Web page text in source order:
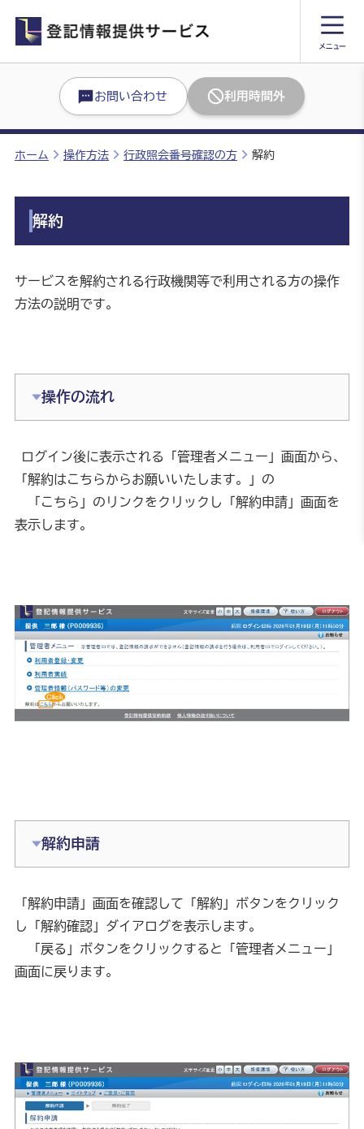
お問い合わせ 利用時間外
ホーム 操作方法 行政照会番号確認の方 解約
解約
サービスを解約される行政機関等で利用される方の操作
方法の説明です。
操作の流れ
「解約はこちらからお願いいたします。」の
「こちら」のリンクをクリックし「解約申請」画面を
表示します。
解約申請
「解約申請」画面を確認して「解約」ボタンをクリック
し「解約確認」ダイアログを表示します。
「戻る」ボタンをクリックすると「管理者メニュー」
画面に戻ります。